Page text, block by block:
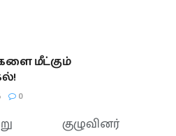
மீட்கும்
0
குழுவினர்